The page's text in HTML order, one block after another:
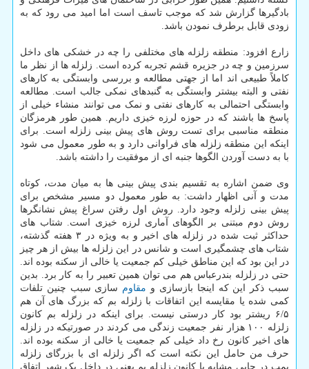
بادگیرها گزارش شد که موجب تاسف است اما امید می رود که به
زودی قابل برطرف نمودن باشد.
زارع افزود: منطقه زلزله های مختلفی را چه در خشکی های داخل
سرزمین و چه در جزیره قشم تجربه کرده است. زلزله ها از نظر ما
کاملاً طبیعی اند اما از جهتی مطالعه و بررسی وابستگی به کارهای
نفتی و البته بیشتر وابستگی به گنبدهای نمکی جالب است. مطالعه
وابستگی احتمالی به کارهای نفتی و نمک می توانند منشاء خیلی از
پاسخ ها باشند که در حوزه لرزه خیزی داریم. همین طور هرمزگان
منطقه مناسبی برای تست روش های پیش بینی زلزله است. برای
اینکه این منطقه زلزله های فراوانی دارد و به طور معمول می شود
با به دست آوردن الگوها جنبه ای از موفقیت را داشته باشد.
وی ضمن اشاره به تقسیم بندی پیش بینی ها به میان مدت، کوتاه
مدت و آنی اظهار داشت: به طور معمول دو مسیر مشخص برای
پیش بینی زلزله وجود دارد. روش اول رفتن سراغ پیش نشانگرها
روش دوم مبتنی بر الگوهای آماری لرزه خیزی است. شتاب های
حداکثر ثبت شده در زلزله های اخیر و به ویژه در ۳ هفته گذشته،
شتاب های چشمگیری است و شانس در این زلزله ها بیش از هر چیز
در این بود که این مناطق خیلی کم جمعیت یا خالی از سکنه بوده اند.
حتی در زلزله بندرعباس هم می توان همین تعبیر را به کار برد. بدین
سبب ذکر این که اینجا بازسازی و مقاوم سازی سبب چنین تلفات
کمی شده یا مقایسه این اتفاقات با زلزله بم که بزرگ های آن هم
۶/۵ ریشتر بود کار درستی نیست. برای اینکه در زلزله بم کانون
زلزله ۱۰۰ هزار نفر جمعیت زندگی می کردند در صورتیکه در زلزله
های اخیر کانون رخ داد خیلی کم جمعیت یا خالی از سکنه بوده اند.
حرف من حامل این نکته است که اگر زلزله ای با بزرگای زلزله
بمب در جایی مشابه با کانون زلزله بم یعنی در داخل یک شهر اتفاق